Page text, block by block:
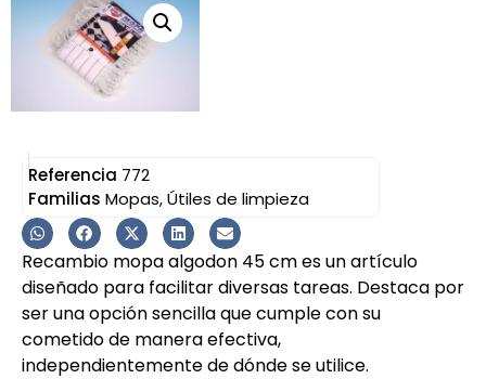
Referencia 772
Familias Mopas,Útiles de limpieza
Recambio mopa algodon 45 cm es un artículo
diseñado para facilitar diversas tareas. Destaca por
ser una opción sencilla que cumple con su
cometido de manera efectiva,
independientemente de dónde se utilice.